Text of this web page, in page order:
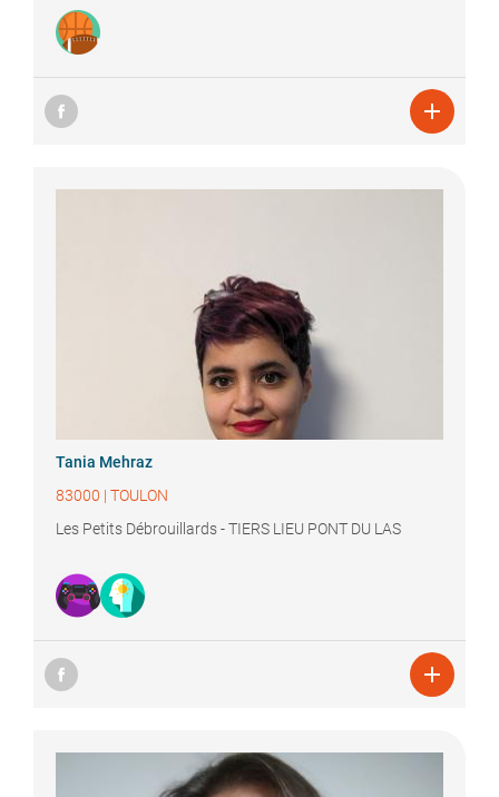

Tania Mehraz
83000 | TOULON
Les Petits Débrouillards - TIERS LIEU PONT DU LAS
